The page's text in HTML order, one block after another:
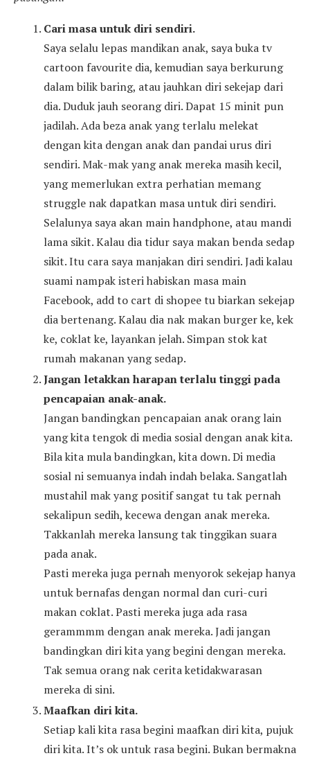
Cari masa untuk diri sendiri.
Saya selalu lepas mandikan anak, saya buka tv
cartoon favourite dia, kemudian saya berkurung
dalam bilik baring, atau jauhkan diri sekejap dari
dia. Duduk jauh seorang diri. Dapat 15 minit pun
jadilah. Ada beza anak yang terlalu melekat
dengan kita dengan anak dan pandai urus diri
sendiri. Mak-mak yang anak mereka masih kecil,
yang memerlukan extra perhatian memang
struggle nak dapatkan masa untuk diri sendiri.
Selalunya saya akan main handphone, atau mandi
lama sikit. Kalau dia tidur saya makan benda sedap
sikit. Itu cara saya manjakan diri sendiri. Jadi kalau
suami nampak isteri habiskan masa main
Facebook, add to cart di shopee tu biarkan sekejap
dia bertenang. Kalau dia nak makan burger ke, kek
ke, coklat ke, layankan jelah. Simpan stok kat
rumah makanan yang sedap.
Jangan letakkan harapan terlalu tinggi pada
pencapaian anak-anak.
Jangan bandingkan pencapaian anak orang lain
yang kita tengok di media sosial dengan anak kita.
Bila kita mula bandingkan, kita down. Di media
sosial ni semuanya indah indah belaka. Sangatlah
mustahil mak yang positif sangat tu tak pernah
sekalipun sedih, kecewa dengan anak mereka.
Takkanlah mereka lansung tak tinggikan suara
pada anak.
Pasti mereka juga pernah menyorok sekejap hanya
untuk bernafas dengan normal dan curi-curi
makan coklat. Pasti mereka juga ada rasa
gerammmm dengan anak mereka. Jadi jangan
bandingkan diri kita yang begini dengan mereka.
Tak semua orang nak cerita ketidakwarasan
mereka di sini.
Maafkan diri kita.
Setiap kali kita rasa begini maafkan diri kita, pujuk
diri kita. It’s ok untuk rasa begini. Bukan bermakna